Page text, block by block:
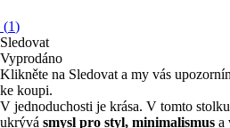
(1)
Sledovat
Vyprodáno
Klikněte na Sledovat a my vás
ke koupi.
V jednoduchosti je krása. V tomto
ukrývá smysl pro styl, minimalismus a